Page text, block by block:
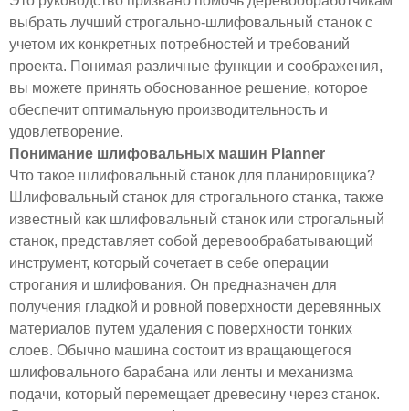
выбрать лучший строгально-шлифовальный станок с
учетом их конкретных потребностей и требований
проекта. Понимая различные функции и соображения,
вы можете принять обоснованное решение, которое
обеспечит оптимальную производительность и
удовлетворение.
Понимание шлифовальных машин Planner
Что такое шлифовальный станок для планировщика?
Шлифовальный станок для строгального станка, также
известный как шлифовальный станок или строгальный
станок, представляет собой деревообрабатывающий
инструмент, который сочетает в себе операции
строгания и шлифования. Он предназначен для
получения гладкой и ровной поверхности деревянных
материалов путем удаления с поверхности тонких
слоев. Обычно машина состоит из вращающегося
шлифовального барабана или ленты и механизма
подачи, который перемещает древесину через станок.